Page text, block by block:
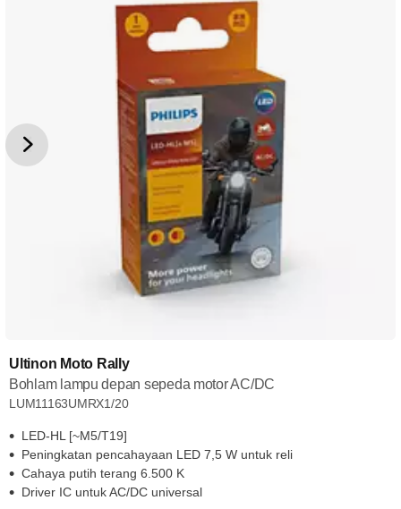
Ultinon Moto Rally
Bohlam lampu depan sepeda motor AC/DC
LUM11163UMRX1/20
LED-HL [~M5/T19]
Peningkatan pencahayaan LED 7,5 W untuk reli
Cahaya putih terang 6.500 K
Driver IC untuk AC/DC universal